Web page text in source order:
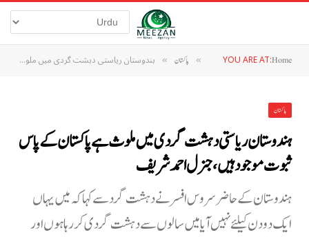
YOU ARE AT:Home
» پاکستان » ہندوستان ریاستی دہشت گردی میں ملوث ہے پاکستان کے پاس ثبوت موجود ہیں، جنرل احمد شریف
پاکستان
ہندوستان ریاستی دہشت گردی میں ملوث ہے پاکستان کے پاس
ثبوت موجود ہیں، جنرل احمد شریف
ہندوستان کے حاضر سروس افسر نے دہشت گرد سے کہا کہ میں یہاں
ایک دو دن کیلئے نہیں آیا میں سالوں سے دہشت گردی کررہا ہوں اور